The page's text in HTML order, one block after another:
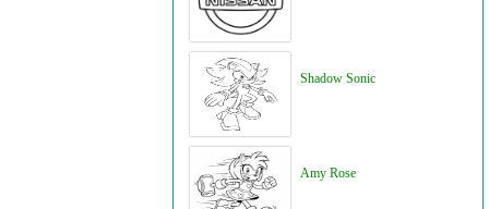
Shadow Sonic
Amy Rose